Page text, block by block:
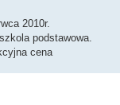
2010r.
podstawowa.
cena